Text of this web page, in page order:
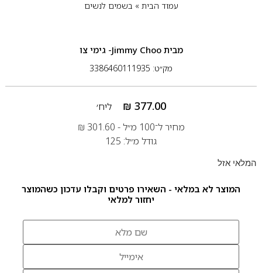
עמוד הבית» בשמים לנשים
מבית Jimmy Choo- גימי צו
מק״ט: 3386460111935
₪ 377.00
ליח׳
מחיר ל־100 מ״ל -
₪ 301.60
גודל מ״ל: 125
המלאי אזל
המוצר לא במלאי - השאירו פרטים וקבלו עדכון כשהמוצר
יחזור למלאי